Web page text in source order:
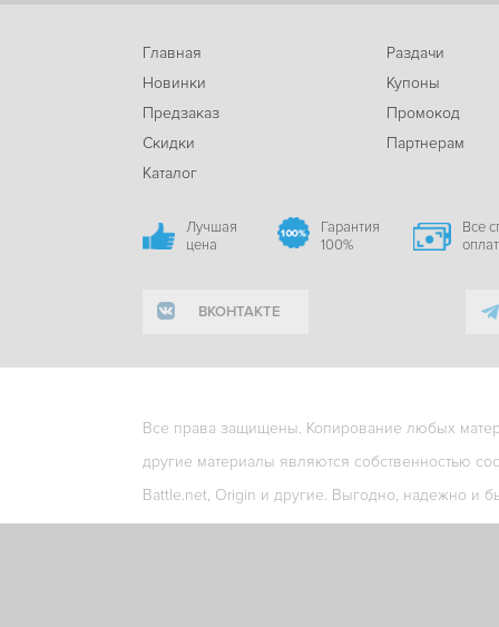
Главная
Новинки
Предзаказ
Скидки
Каталог
Раздачи
Купоны
Промокод
Партнерам
Лучшая
цена
Гарантия
100%
Все
ВКОНТАКТЕ
Все права защищены. Копирование любых
другие материалы являются собственностью
Battle.net, Origin и другие. Выгодно, надежно и